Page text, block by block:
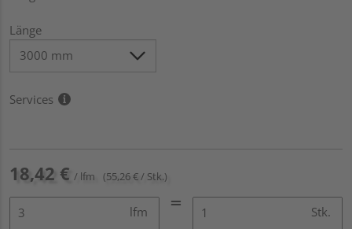
Länge
Services
18,42 € / lfm (55,26 € / Stk.)
lfm Stk.